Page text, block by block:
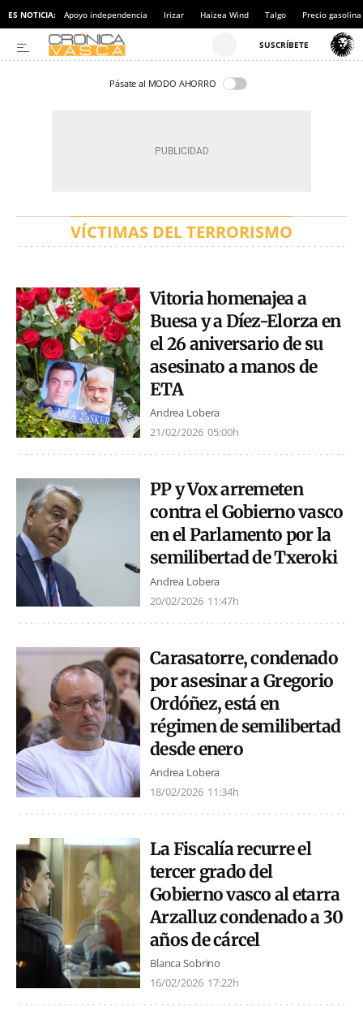
ES NOTICIA: Apoyo independencia Irizar Haizea Wind Talgo Precio gasolina
Pásate al MODO AHORRO
VÍCTIMAS DEL TERRORISMO
Vitoria homenajea a
Buesa y a Díez-Elorza en
el 26 aniversario de su
asesinato a manos de
ETA
Andrea Lobera
21/02/2026 05:00h
PP y Vox arremeten
contra el Gobierno vasco
en el Parlamento por la
semilibertad de Txeroki
Andrea Lobera
20/02/2026 11:47h
Carasatorre, condenado
por asesinar a Gregorio
Ordóñez, está en
régimen de semilibertad
desde enero
Andrea Lobera
18/02/2026 11:34h
La Fiscalía recurre el
tercer grado del
Gobierno vasco al etarra
Arzalluz condenado a 30
años de cárcel
Blanca Sobrino
16/02/2026 17:22h